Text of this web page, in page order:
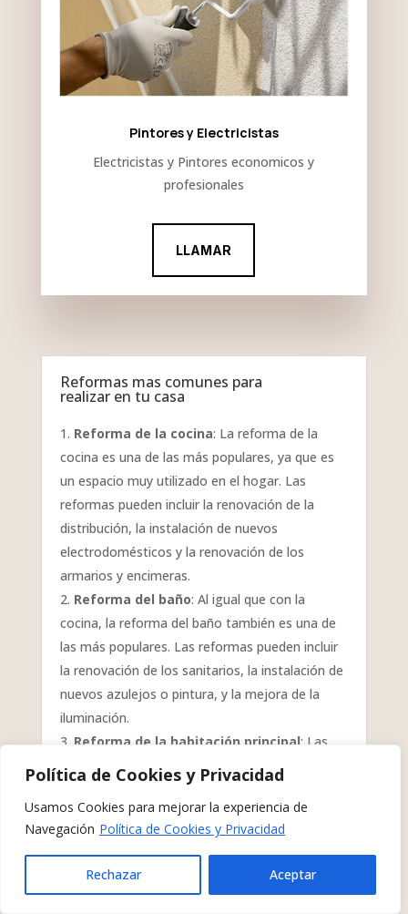
Política de Cookies y Privacidad
Usamos Cookies para mejorar la experiencia de
Navegación Política de Cookies y Privacidad
Rechazar Aceptar
Pintores y Electricistas
Electricistas y Pintores economicos y
profesionales
LLAMAR
Reformas mas comunes para
realizar en tu casa
Reforma de la cocina: La reforma de la
cocina es una de las más populares, ya que es
un espacio muy utilizado en el hogar. Las
reformas pueden incluir la renovación de la
distribución, la instalación de nuevos
electrodomésticos y la renovación de los
armarios y encimeras.
Reforma del baño: Al igual que con la
cocina, la reforma del baño también es una de
las más populares. Las reformas pueden incluir
la renovación de los sanitarios, la instalación de
nuevos azulejos o pintura, y la mejora de la
iluminación.
Reforma de la habitación principal: Las
reformas de la habitación principal pueden
incluir la renovación de los armarios, la
instalación de una nueva cama o colchón, y la
mejora de la iluminación.
Reforma del sótano : La reforma del sótano
puede incluir la renovación de la distribución, la